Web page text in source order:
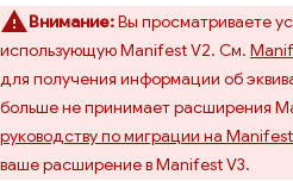
Внимание:Вы просматриваете
использующую Manifest V2. См.
для получения информации об
больше не принимает расширения
руководству по миграции на
ваше расширение в Manifest V3.